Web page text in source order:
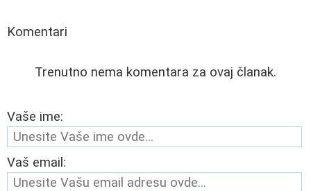
Komentari
Trenutno nema komentara za ovaj članak.
Vaše ime:
Vaš email: